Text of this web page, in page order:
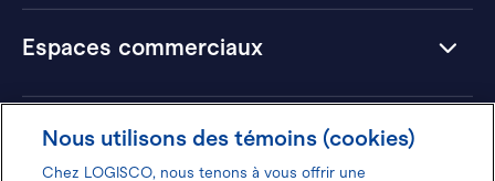
Espaces commerciaux
Hôtels
Nous utilisons des témoins (cookies)
Chez LOGISCO, nous tenons à vous offrir une